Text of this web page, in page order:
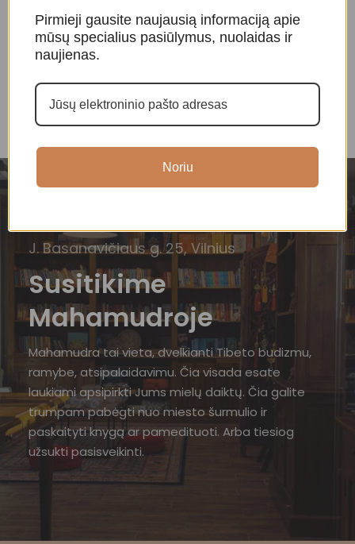
J. Basanavičiaus g. 25, Vilnius
Susitikime
Mahamudroje
Mahamudra tai vieta, dvelkianti Tibeto budizmu,
ramybe, atsipalaidavimu. Čia visada esate
laukiami apsipirkti Jums mielų daiktų. Čia galite
trumpam pabėgti nuo miesto šurmulio ir
paskaityti knygą ar pamedituoti. Arba tiesiog
užsukti pasisveikinti.
Pirmieji gausite naujausią informaciją apie
mūsų specialius pasiūlymus, nuolaidas ir
naujienas.
Noriu